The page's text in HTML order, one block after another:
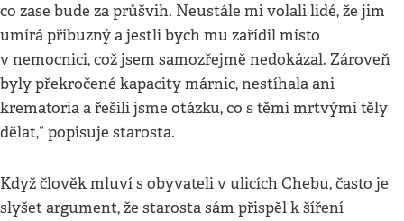
co zase bude za průšvih. Neustále mi volali lidé, že jim
umírá příbuzný a jestli bych mu zařídil místo
v nemocnici, což jsem samozřejmě nedokázal. Zároveň
byly překročené kapacity márnic, nestíhala ani
krematoria a řešili jsme otázku, co s těmi mrtvými těly
dělat,“ popisuje starosta.
Když člověk mluví s obyvateli v ulicích Chebu, často je
slyšet argument, že starosta sám přispěl k šíření